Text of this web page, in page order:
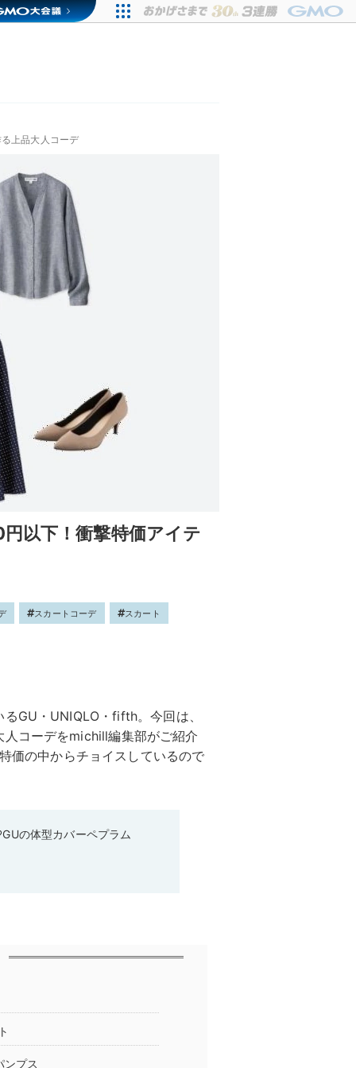
上品大人コーデ
以下！衝撃特価アイテ
スカートコーデ スカート
GU・UNIQLO・fifth。今回は、
コーデをmichill編集部がご紹介
価の中からチョイスしているので
の体型カバーペプラム
ンプス